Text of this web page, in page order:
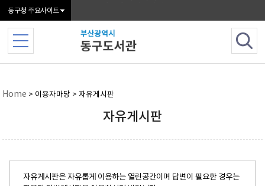
동구청 주요사이트
Home > 이용자마당 > 자유게시판
자유게시판
자유게시판은 자유롭게 이용하는 열린공간이며 답변이 필요한 경우는